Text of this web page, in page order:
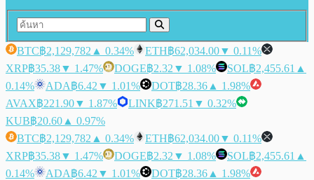
BTC฿2,129,782 ▲ 0.34% ETH฿62,034.00▼ 0.11%
XRP฿35.38▼ 1.47% DOGE฿2.32 ▼ 1.08% SOL฿2,455.61 ▲
0.14%
ADA฿6.42 ▼ 1.01% DOT฿28.36 ▲ 1.98%
AVAX฿221.90▼ 1.87% LINK฿271.51 ▼ 0.32%
KUB฿20.60 ▲ 0.97%
BTC฿2,129,782 ▲ 0.34% ETH฿62,034.00▼ 0.11%
XRP฿35.38▼ 1.47% DOGE฿2.32 ▼ 1.08% SOL฿2,455.61 ▲
0.14%
ADA฿6.42 ▼ 1.01% DOT฿28.36 ▲ 1.98%